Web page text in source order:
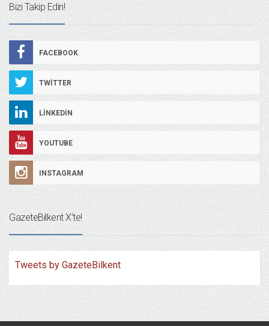
Bizi Takip Edin!
FACEBOOK
TWITTER
LINKEDIN
YOUTUBE
INSTAGRAM
GazeteBilkent X’te!
Tweets by GazeteBilkent